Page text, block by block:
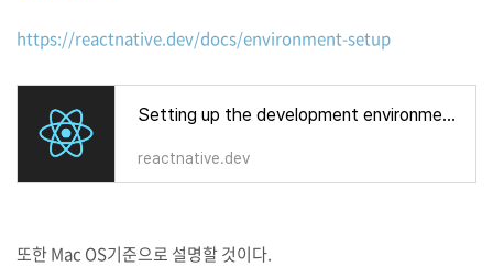
https://reactnative.dev/docs/environment-setup
Setting up the development environment · React Native
reactnative.dev
또한 Mac OS기준으로 설명할 것이다.